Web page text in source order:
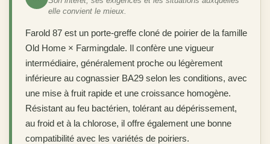
elle convient le mieux.
Farold 87 est un porte-greffe cloné de poirier de la famille
Old Home × Farmingdale. Il confère une vigueur
intermédiaire, généralement proche ou légèrement
inférieure au cognassier BA29 selon les conditions, avec
une mise à fruit rapide et une croissance homogène.
Résistant au feu bactérien, tolérant au dépérissement,
au froid et à la chlorose, il offre également une bonne
compatibilité avec les variétés de poiriers.